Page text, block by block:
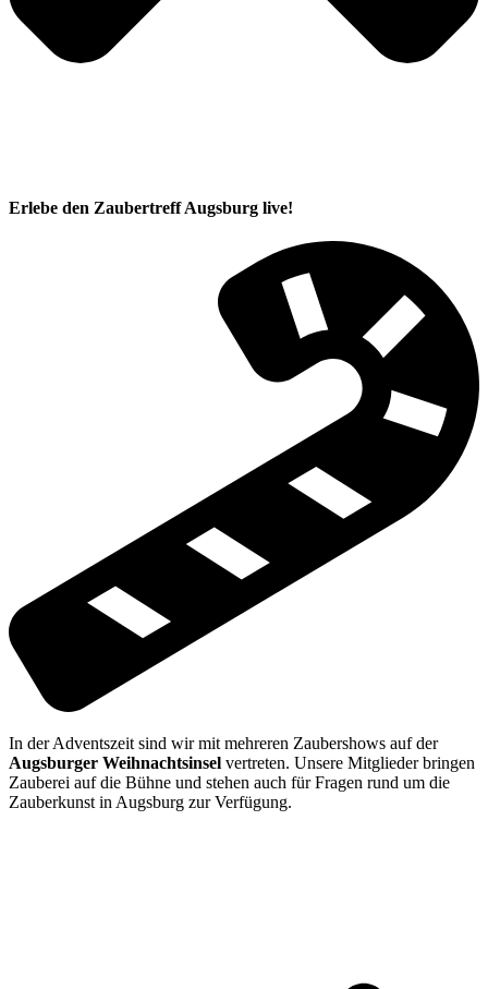
Erlebe den Zaubertreff Augsburg live!
In der Adventszeit sind wir mit mehreren Zaubershows auf der
Augsburger Weihnachtsinsel vertreten. Unsere Mitglieder bringen
Zauberei auf die Bühne und stehen auch für Fragen rund um die
Zauberkunst in Augsburg zur Verfügung.